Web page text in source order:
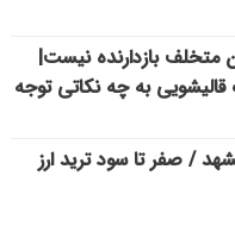
متخلف بازدارنده نیست|
به چه نکاتی توجه
/ صفر تا سود ترید ارز